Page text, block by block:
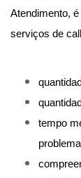
Atendimento,
serviços de
tempo